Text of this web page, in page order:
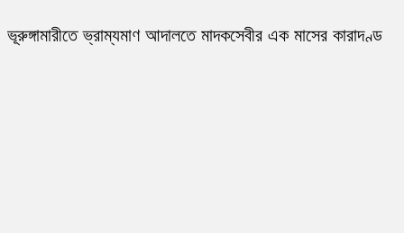
ভূরুঙ্গামারীতে ভ্রাম্যমাণ আদালতে মাদকসেবীর এক মাসের কারাদণ্ড